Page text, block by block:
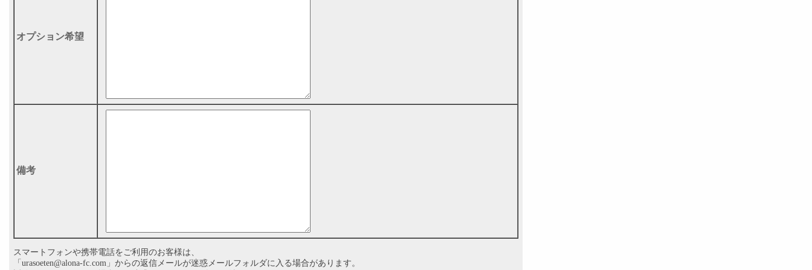
オプション希望
備考
スマートフォンや携帯電話をご利用のお客様は、
「 urasoeten@alona-fc.com 」からの返信メールが迷惑メールフォルダに入る場合があります。